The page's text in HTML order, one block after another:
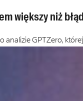
większy niż
analizie GPTZero,